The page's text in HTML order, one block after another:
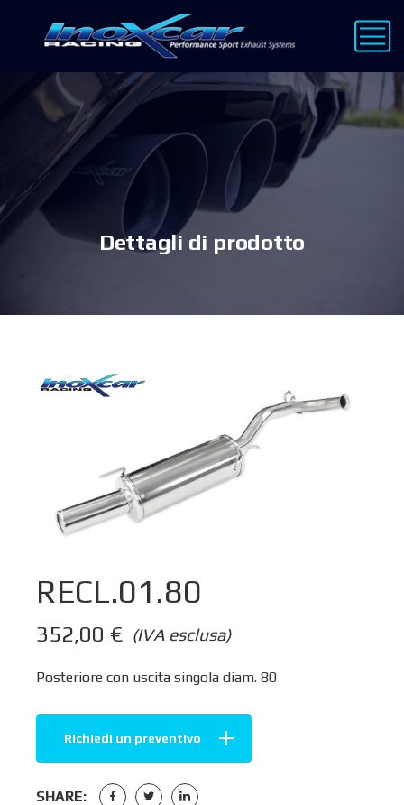
Dettagli di prodotto
RECL.01.80
(IVA esclusa)
352,00 €
Posteriore con uscita singola diam. 80
Richiedi un preventivo
SHARE: